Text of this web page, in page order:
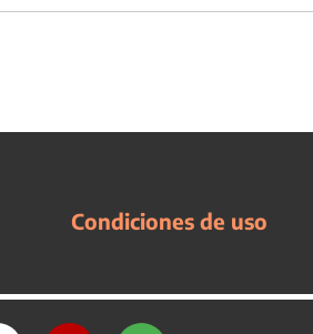
Condiciones de uso